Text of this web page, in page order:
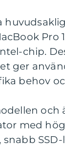
Pro
chip.
ger
behov
och
med